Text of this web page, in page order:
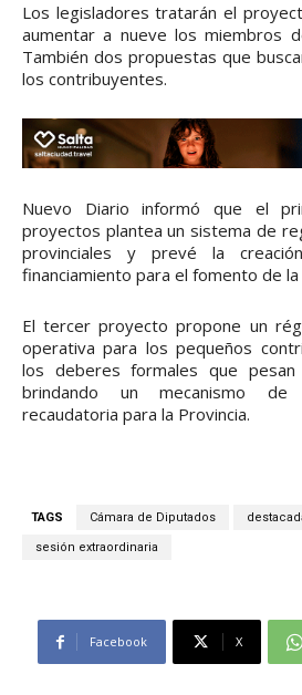
Los legisladores tratarán el
aumentar a nueve los miembros
También dos propuestas que
los contribuyentes.
Nuevo Diario informó que el
proyectos plantea un sistema de
provinciales y prevé la
financiamiento para el fomento de
El tercer proyecto propone un
operativa para los pequeños
los deberes formales que
brindando un mecanismo de
recaudatoria para la Provincia.
TAGS Cámara de Diputados
sesión extraordinaria
Facebook X